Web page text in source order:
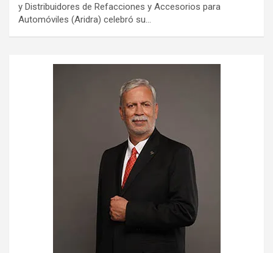
y Distribuidores de Refacciones y Accesorios para
Automóviles (Aridra) celebró su…